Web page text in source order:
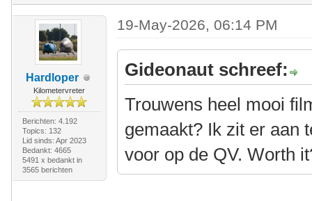
Hardloper
Kilometervreter
Berichten: 4.192
Topics: 132
Lid sinds: Apr 2023
Bedankt: 4665
5491 x bedankt in
3565 berichten
19-May-2026, 06:14 PM
Gideonaut schreef:
Trouwens heel mooi
gemaakt? Ik zit er aan
voor op de QV. Worth